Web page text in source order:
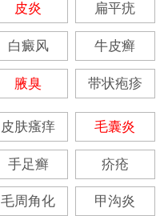
皮炎 扁平疣
白癜风 牛皮癣
腋臭 带状疱疹
皮肤瘙痒 毛囊炎
手足癣 疥疮
毛周角化 甲沟炎